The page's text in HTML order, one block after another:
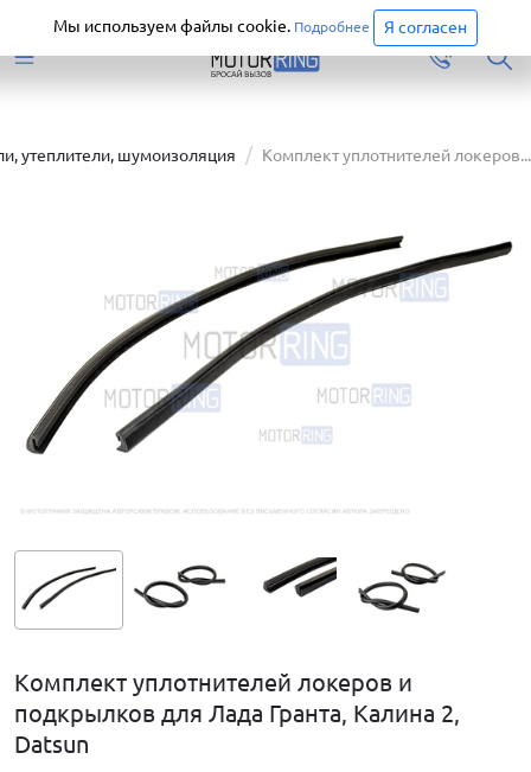
Перейти
утеплители, шумоизоляция Комплект уплотнителей локеров...
Комплект уплотнителей локеров и
подкрылков для Лада Гранта, Калина 2,
Datsun
Мы используем файлы cookie. Подробнее Я согласен